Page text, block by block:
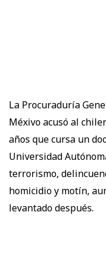
La Procuraduría
Méxivo acusó al
años que cursa un
Universidad
terrorismo,
homicidio y motín,
levantado después.